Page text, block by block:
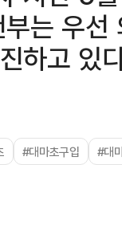
는 우
하고 있
#대마초구입
#대